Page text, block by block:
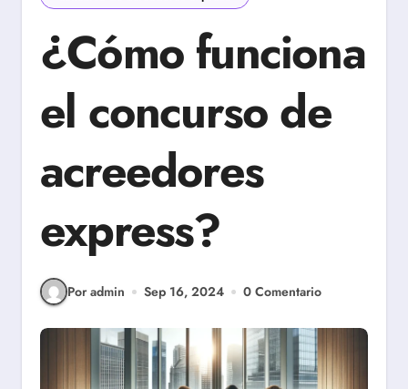
¿Cómo funciona
el concurso de
acreedores
express?
Por admin Sep 16, 2024 0 Comentario